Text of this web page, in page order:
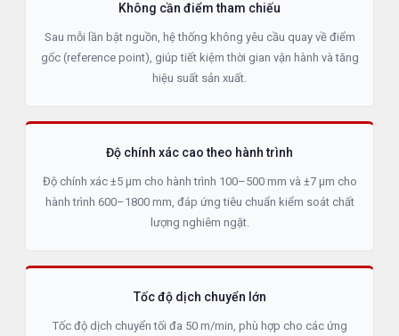
Không cần điểm tham chiếu
Sau mỗi lần bật nguồn, hệ thống không yêu cầu quay về điểm
gốc (reference point), giúp tiết kiệm thời gian vận hành và tăng
hiệu suất sản xuất.
Độ chính xác cao theo hành trình
Độ chính xác ±5 µm cho hành trình 100–500 mm và ±7 µm cho
hành trình 600–1800 mm, đáp ứng tiêu chuẩn kiểm soát chất
lượng nghiêm ngặt.
Tốc độ dịch chuyển lớn
Tốc độ dịch chuyển tối đa 50 m/min, phù hợp cho các ứng